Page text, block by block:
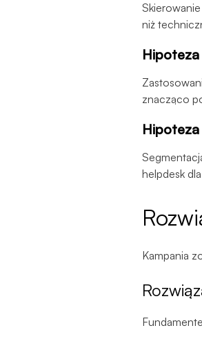
niż
znacząco
helpdesk
Kampania